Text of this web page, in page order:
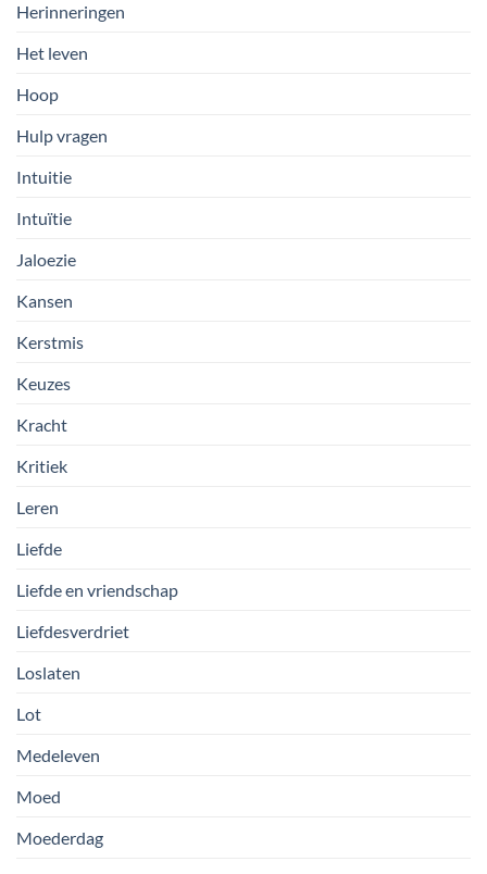
Herinneringen
Het leven
Hoop
Hulp vragen
Intuitie
Intuïtie
Jaloezie
Kansen
Kerstmis
Keuzes
Kracht
Kritiek
Leren
Liefde
Liefde en vriendschap
Liefdesverdriet
Loslaten
Lot
Medeleven
Moed
Moederdag